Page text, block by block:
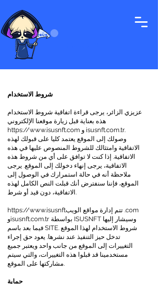
شروط الاستخدام
عزيزي الزائر، يرجى قراءة اتفاقية شروط الاستخدام
هذه بعناية قبل زيارة موقعنا الإلكتروني
https://www.isusnft.com
وصولك إلى الموقع يعتمد كليا على قبولك لهذه
الاتفاقية وامتثالك للشروط المنصوص عليها في هذه
الاتفاقية. إذا كنت لا توافق على أي من شروط هذه
الاتفاقية، يرجى إنهاء دخولك إلى الموقع. يرجى
ملاحظة أنه في حالة استمرارك في الوصول إلى
الموقع، فإننا سنفترض أنك قبلت النص الكامل لهذه
الاتفاقية، دون قيد أو شرط.
https://www.isusnftتتم إدارة مواقع الويب .com
وisusnft.com.tr بواسطة ISUSNFT وسيشار إليها
فيما بعد باسم SITE. شروط الاستخدام لهذا الموقع
تدخل حيز التنفيذ عند نشرها. يعود حق إجراء
التغييرات إلى الموقع من جانب واحد ويعتبر جميع
مستخدمينا قد قبلوا هذه التغييرات، والتي سيتم
مشاركتها على الموقع.
حماية